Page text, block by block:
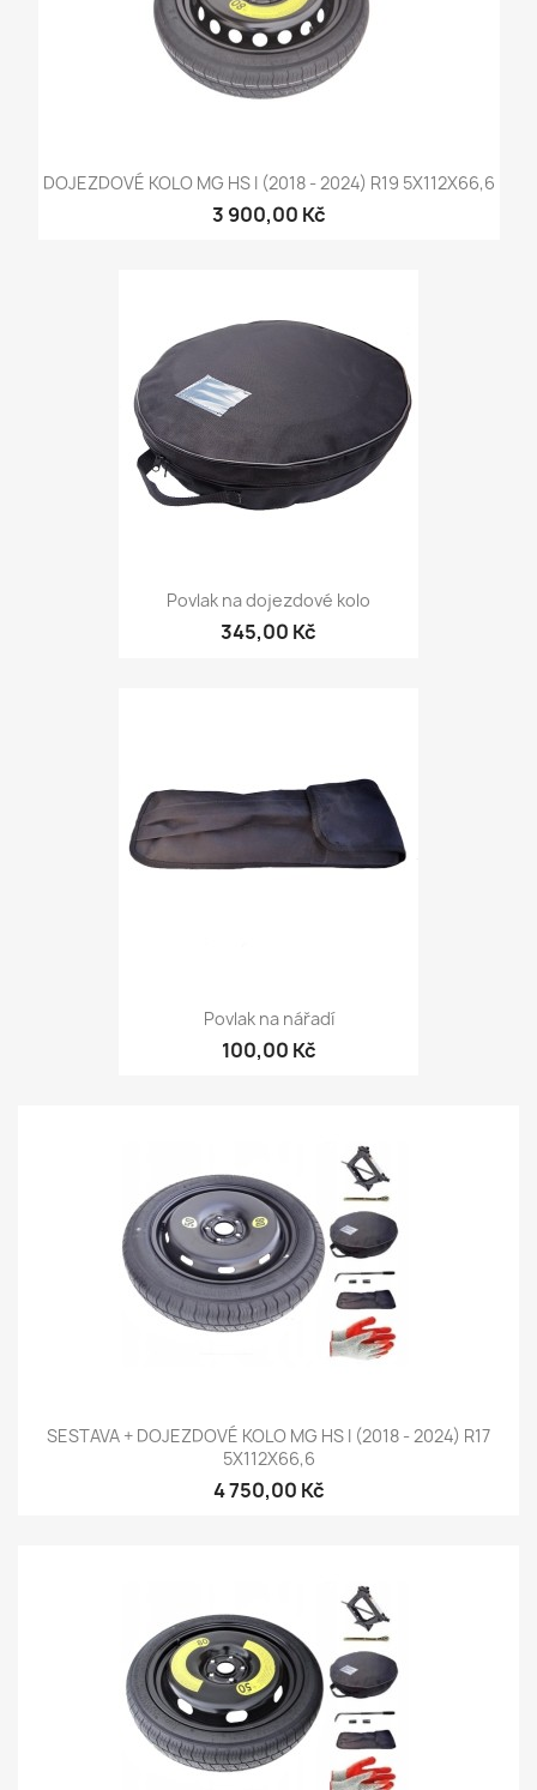
DOJEZDOVÉ KOLO MG HS I (2018 - 2024) R19 5X112X66,6
3 900,00 Kč
Povlak na dojezdové kolo
345,00 Kč
Povlak na nářadí
100,00 Kč
SESTAVA + DOJEZDOVÉ KOLO MG HS I (2018 - 2024) R17
5X112X66,6
4 750,00 Kč